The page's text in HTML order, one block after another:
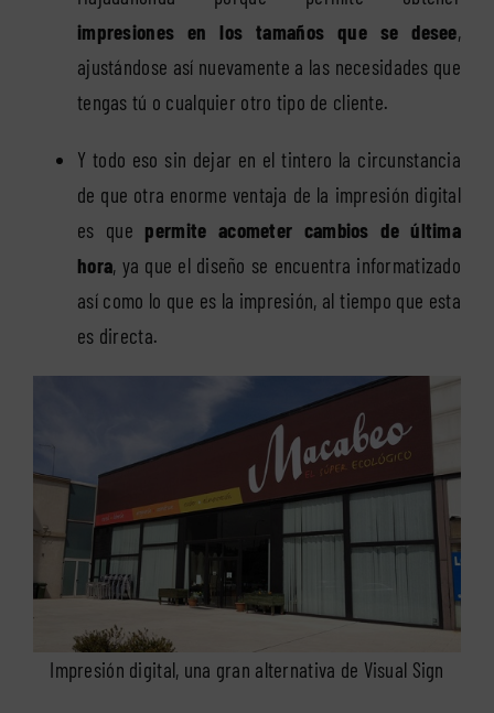
impresiones en los tamaños que se desee,
ajustándose así nuevamente a las necesidades que
tengas tú o cualquier otro tipo de cliente.
Y todo eso sin dejar en el tintero la circunstancia
de que otra enorme ventaja de la impresión digital
es que permite acometer cambios de última
hora, ya que el diseño se encuentra informatizado
así como lo que es la impresión, al tiempo que esta
es directa.
Impresión digital, una gran alternativa de Visual Sign